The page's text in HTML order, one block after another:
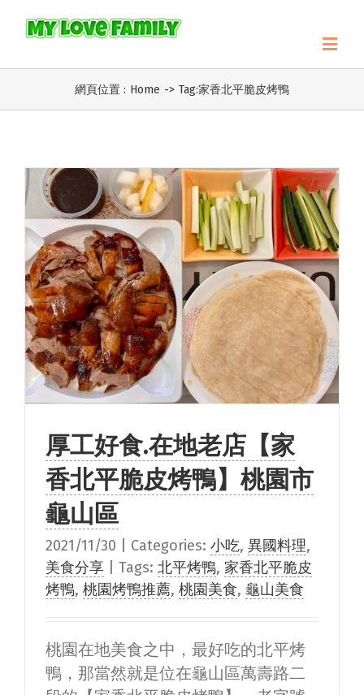
網頁位置 : Home -> Tag:家香北平脆皮烤鴨
厚工好食.在地老店【家
香北平脆皮烤鴨】桃園市
龜山區
2021/11/30 Categories: 小吃, 異國料理,
美食分享
Tags: 北平烤鴨, 家香北平脆皮
烤鴨, 桃園烤鴨推薦, 桃園美食, 龜山美食
桃園在地美食之中，最好吃的北平烤
鴨，那當然就是位在龜山區萬壽路二